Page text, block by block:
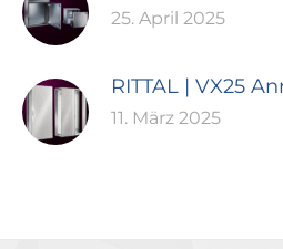
25. April 2025
RITTAL | VX25
11. März 2025